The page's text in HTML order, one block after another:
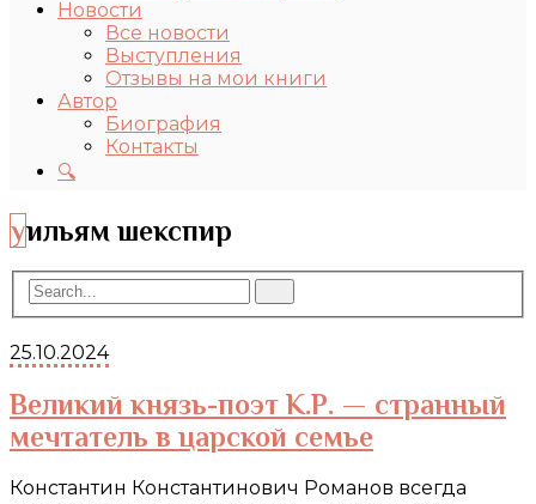
Новости
Все новости
Выступления
Отзывы на мои книги
Автор
Биография
Контакты
🔍
уильям шекспир
25.10.2024
Великий князь-поэт К.Р. — странный
мечтатель в царской семье
Константин Константинович Романов всегда